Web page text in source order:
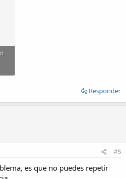
Responder
#5
es que no puedes repetir